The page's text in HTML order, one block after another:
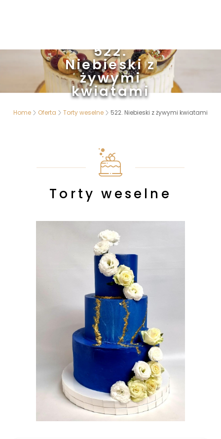
522.
Niebieski z
żywymi
kwiatami
Home Oferta Torty weselne 522. Niebieski z żywymi kwiatami
Torty weselne